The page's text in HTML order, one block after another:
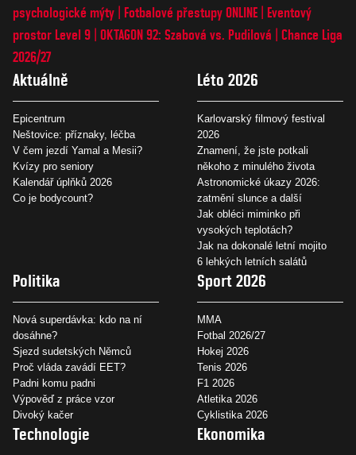
psychologické mýty
Fotbalové přestupy ONLINE
Eventový
prostor Level 9 OKTAGON 92: Szabová vs. Pudilová
Chance Liga
2026/27
Aktuálně
Epicentrum
Neštovice: příznaky, léčba
V čem jezdí Yamal a Mesii?
Kvízy pro seniory
Kalendář úplňků 2026
Co je bodycount?
Léto 2026
Karlovarský filmový festival
2026
Znamení, že jste potkali
někoho z minulého života
Astronomické úkazy 2026:
zatmění slunce a další
Jak obléci miminko při
vysokých teplotách?
Jak na dokonalé letní mojito
6 lehkých letních salátů
Politika
Nová superdávka: kdo na ní
dosáhne?
Sjezd sudetských Němců
Proč vláda zavádí EET?
Padni komu padni
Výpověď z práce vzor
Divoký kačer
Sport 2026
MMA
Fotbal 2026/27
Hokej 2026
Tenis 2026
F1 2026
Atletika 2026
Cyklistika 2026
Technologie Ekonomika